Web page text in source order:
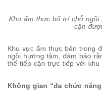
Khu ẩm thực bố trí chỗ
cận
Khu vực ẩm thực bên trong
ngồi hướng tâm, đảm bảo
thể tiếp cận trực tiếp với khu
Không gian “đa chức